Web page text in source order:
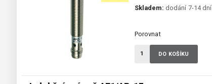
Skladem: dodání 7-14 dní
Porovnat
DO KOŠÍKU